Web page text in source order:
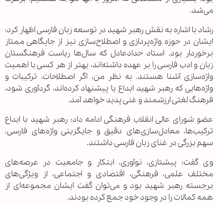
می‌شد.
رشاد با اشاره به نقش رهبر شهید در توسعه زبان فارسی اظهار کرد:
ایشان در حوزه واژه‌پردازی و اصطلاح‌سازی نیز از جایگاهی ممتاز
برخوردار بود. استاد حدادعادل که سال‌ها ریاست فرهنگستان
زبان و ادب فارسی را بر عهده داشته‌اند، بهتر از هر کسی با اهمیت
واژه‌سازی آشنا هستند. به نظر من، اگر اصطلاحات، ترکیبات و
واژه‌هایی که رهبر شهید ابداع یا پیشنهاد کرده‌اند، گردآوری شود،
فرهنگ لغتی ارزشمند و غنی پدید خواهد آمد.
عضو شورای عالی انقلاب فرهنگی ادامه داد: رهبر شهید با ابداع
ترکیب‌ها، معادل‌سازی‌های دقیق و جایگزینی واژه‌های فارسی،
سهم بزرگی در غنای زبان فارسی داشتند.
وی گفت: پیشتازی، نوآوری، ابتکار و جامعیت در عرصه‌های
مختلف علمی، فرهنگی، اقتصادی و اجتماعی، از ویژگی‌های
برجسته رهبر شهید بود و می‌توان گفت ایشان مجموعه‌ای از
همه کمالات را در وجود خود جمع کرده بودند.